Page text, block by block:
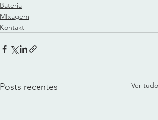
Bateria
MIxagem
Kontakt
Posts recentes Ver tudo